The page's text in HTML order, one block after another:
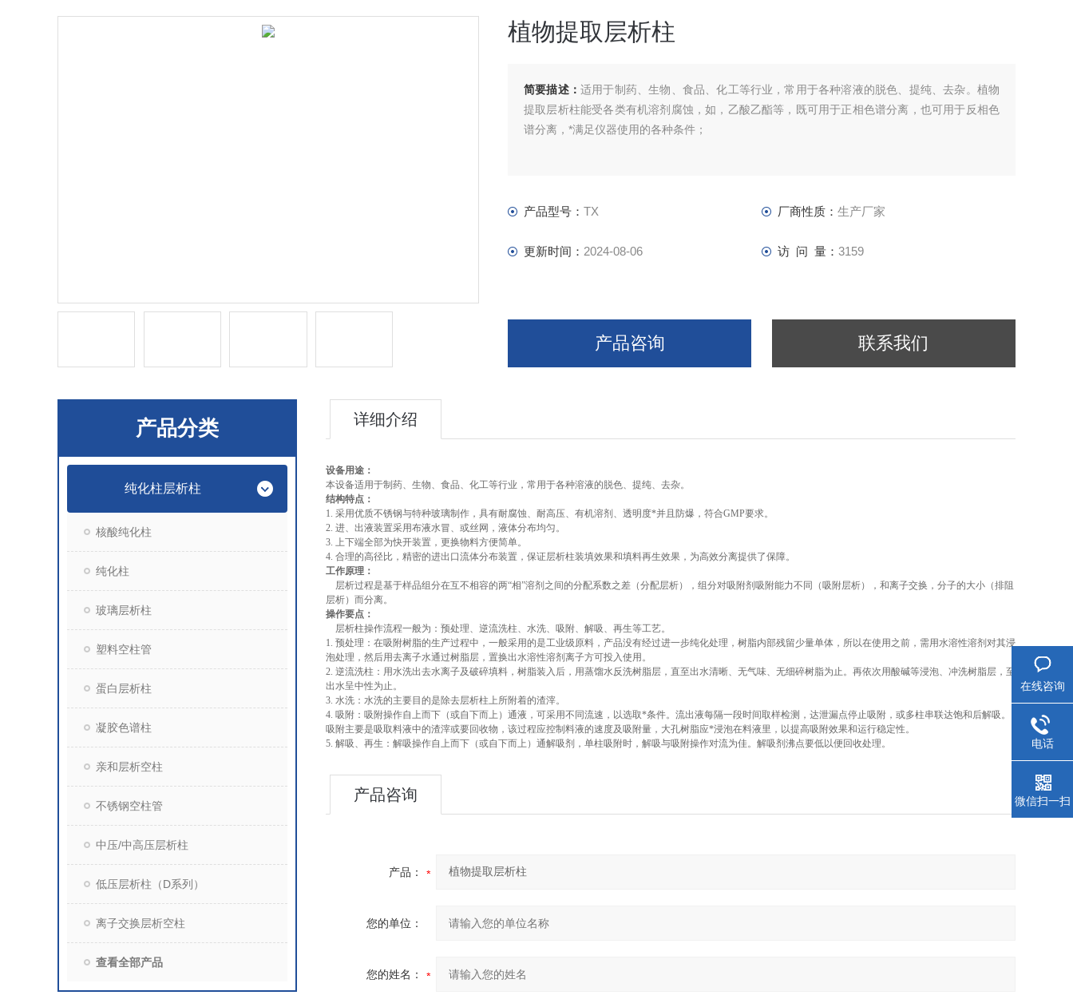
植物提取层析柱
简要描述： 适用于制药、生物、食品、化工等行业，常用于各种溶液的脱色、提纯、去杂。植物
提取层析柱能受各类有机溶剂腐蚀，如，乙酸乙酯等，既可用于正相色谱分离，也可用于反相色
谱分离，*满足仪器使用的各种条件；
产品型号： TX 厂商性质： 生产厂家
更新时间： 2024-08-06 访 问 量： 3159
产品咨询 联系我们
产品分类
纯化柱层析柱
核酸纯化柱
纯化柱
玻璃层析柱
塑料空柱管
蛋白层析柱
凝胶色谱柱
亲和层析空柱
不锈钢空柱管
中压/中高压层析柱
低压层析柱（D系列）
离子交换层析空柱
查看全部产品
详细介绍
设备用途：
本设备适用于制药、生物、食品、化工等行业，常用于各种溶液的脱色、提纯、去杂。
结构特点：
1. 采用优质不锈钢与特种玻璃制作，具有耐腐蚀、耐高压、有机溶剂、透明度*并且防爆，符合GMP要求。
2. 进、出液装置采用布液水冒、或丝网，液体分布均匀。
3. 上下端全部为快开装置，更换物料方便简单。
4. 合理的高径比，精密的进出口流体分布装置，保证层析柱装填效果和填料再生效果，为高效分离提供了保障。
工作原理：
层析过程是基于样品组分在互不相容的两“相”溶剂之间的分配系数之差（分配层析），组分对吸附剂吸附能力不同（吸附层析），和离子交换，分子的大小（排阻
层析）而分离。
操作要点：
层析柱操作流程一般为：预处理、逆流洗柱、水洗、吸附、解吸、再生等工艺。
1. 预处理：在吸附树脂的生产过程中，一般采用的是工业级原料，产品没有经过进一步纯化处理，树脂内部残留少量单体，所以在使用之前，需用水溶性溶剂对其浸
泡处理，然后用去离子水通过树脂层，置换出水溶性溶剂离子方可投入使用。
2. 逆流洗柱：用水洗出去水离子及破碎填料，树脂装入后，用蒸馏水反洗树脂层，直至出水清晰、无气味、无细碎树脂为止。再依次用酸碱等浸泡、冲洗树脂层，至
出水呈中性为止。
3. 水洗：水洗的主要目的是除去层析柱上所附着的渣滓。
4. 吸附：吸附操作自上而下（或自下而上）通液，可采用不同流速，以选取*条件。流出液每隔一段时间取样检测，达泄漏点停止吸附，或多柱串联达饱和后解吸。
吸附主要是吸取料液中的渣滓或要回收物，该过程应控制料液的速度及吸附量，大孔树脂应*浸泡在料液里，以提高吸附效果和运行稳定性。
5. 解吸、再生：解吸操作自上而下（或自下而上）通解吸剂，单柱吸附时，解吸与吸附操作对流为佳。解吸剂沸点要低以便回收处理。
产品咨询
产品：
您的单位：
您的姓名：
在线咨询
电话
微信扫一扫